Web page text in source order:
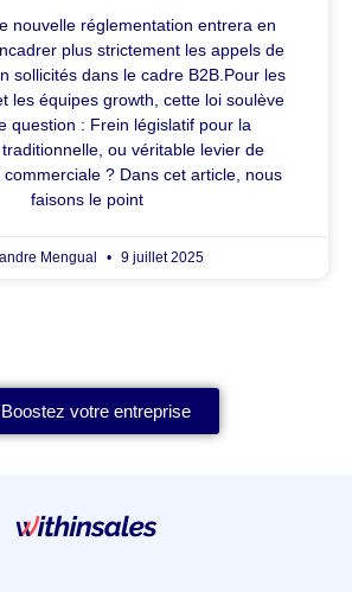
nouvelle réglementation entrera en
plus strictement les appels de
sollicités dans le cadre B2B.Pour les
les équipes growth, cette loi soulève
question : Frein législatif pour la
ou véritable levier de
? Dans cet article, nous
faisons le point
Mengual 9 juillet 2025
Boostez votre entreprise